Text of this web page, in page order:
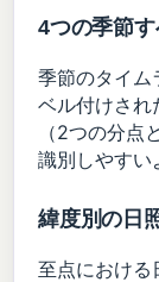
4つの季節す
季節のタイム
ベル付けされ
（2つの分点
識別しやすい
緯度別の日
至点における